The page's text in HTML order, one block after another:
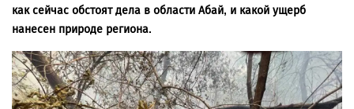
как сейчас обстоят дела в области Абай, и какой ущерб
нанесен природе региона.